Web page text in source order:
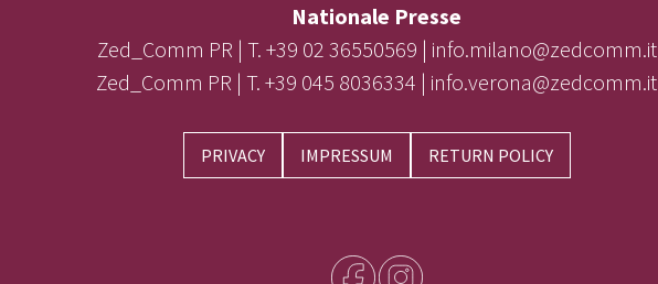
Nationale Presse
Zed_Comm PR | T. +39 02 36550569 | info.milano@zedcomm.it
Zed_Comm PR | T. +39 045 8036334 | info.verona@zedcomm.it
PRIVACY IMPRESSUM RETURN POLICY